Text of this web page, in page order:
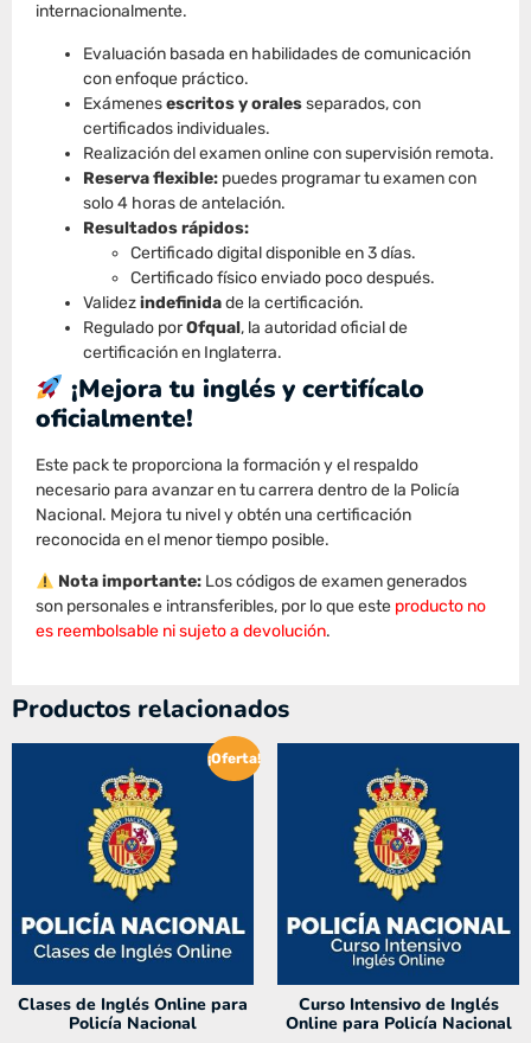
internacionalmente.
Evaluación basada en habilidades de comunicación
con enfoque práctico.
Exámenesescritos y oralesseparados, con
certificados individuales.
Realización del examen online con supervisión remota.
Reserva flexible: puedes programar tu examen con
solo 4 horas de antelación.
Resultados rápidos:
Certificado digital disponible en 3 días.
Certificado físico enviado poco después.
Validezindefinidade la certificación.
Regulado porOfqual, la autoridad oficial de
certificación en Inglaterra.
¡Mejora tu inglés y certifícalo
oficialmente!
Este pack te proporciona la formación y el respaldo
necesario para avanzar en tu carrera dentro de la Policía
Nacional. Mejora tu nivel y obtén una certificación
reconocida en el menor tiempo posible.
Nota importante:Los códigos de examen generados
son personales e intransferibles, por lo que este producto no
es reembolsable ni sujeto a devolución.
Productos relacionados
¡Oferta!
Clases de Inglés Online para
Policía Nacional
Curso Intensivo de Inglés
Online para Policía Nacional